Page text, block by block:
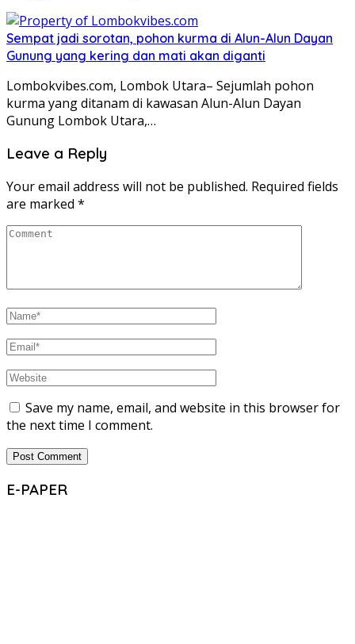
Sempat jadi sorotan, pohon kurma di Alun-Alun Dayan
Gunung yang kering dan mati akan diganti
Lombokvibes.com, Lombok Utara– Sejumlah pohon
kurma yang ditanam di kawasan Alun-Alun Dayan
Gunung Lombok Utara,…
Leave a Reply
Your email address will not be published. Required fields
are marked *
Save my name, email, and website in this browser for
the next time I comment.
E-PAPER